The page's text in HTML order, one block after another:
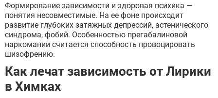
Формирование зависимости и здоровая психика —
понятия несовместимые. На ее фоне происходит
развитие глубоких затяжных депрессий, астенического
синдрома, фобий. Особенностью прегабалиновой
наркомании считается способность провоцировать
шизофрению.
Как лечат зависимость от Лирики
в Химках